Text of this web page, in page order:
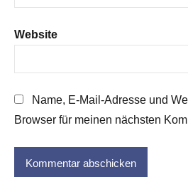
Website
Name, E-Mail-Adresse und
Browser für meinen nächsten